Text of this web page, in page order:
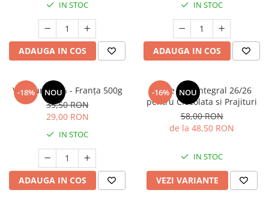
IN STOC
ADAUGA IN COS
IN STOC
ADAUGA IN COS
-18% NOU
Voila unt 82% - Franța 500g
35,50 RON
29,00 RON
IN STOC
ADAUGA IN COS
-16% NOU
Lapte Praf Integral 26/26
pentru Ciocolata si Prajituri
58,00 RON
de la 48,50 RON
IN STOC
VEZI VARIANTE